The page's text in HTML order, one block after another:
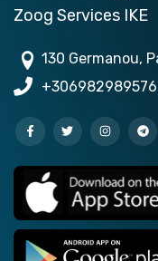
Zoog Services IKE
130 Germanou,
+306982989576